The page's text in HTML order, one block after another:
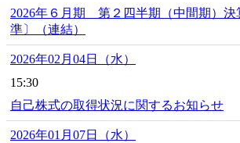
2026年６月期 第２四半期（中間期）決
準〕（連結）
2026年02月04日（水）
15:30
自己株式の取得状況に関するお知らせ
2026年01月07日（水）